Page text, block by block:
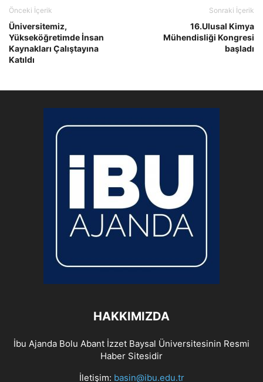
Önceki İçerik
Üniversitemiz,
Yükseköğretimde İnsan
Kaynakları Çalıştayına
Katıldı
Sonraki İçerik
16.Ulusal Kimya
Mühendisliği Kongresi
başladı
HAKKIMIZDA
İbu Ajanda Bolu Abant İzzet Baysal Üniversitesinin Resmi
Haber Sitesidir
İletişim: basin@ibu.edu.tr